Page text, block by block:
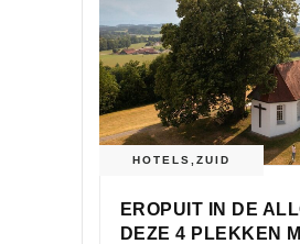
HOTELS ZUID
EROPUIT IN DE
DEZE 4 PLEKKEN